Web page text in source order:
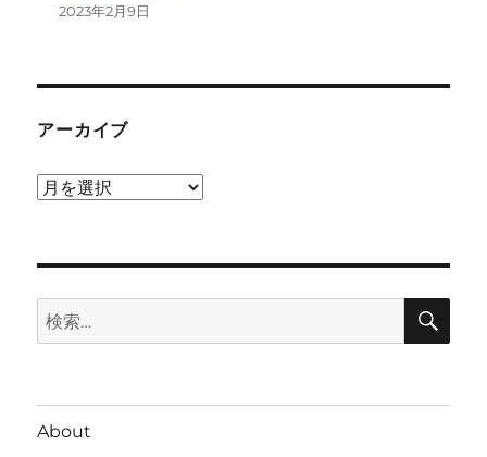
2023年2月9日
アーカイブ
ア
検
索:
検
About